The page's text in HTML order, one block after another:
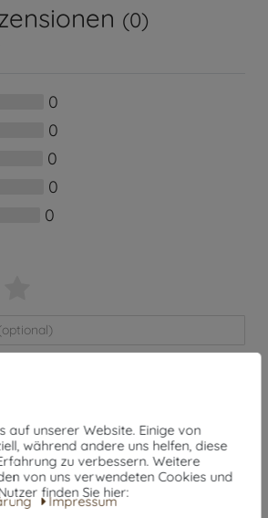
(0)
0
0
0
0
0
auf unserer Website. Einige von
während andere uns helfen, diese
zu verbessern. Weitere
von uns verwendeten Cookies und
finden Sie hier:
Impressum